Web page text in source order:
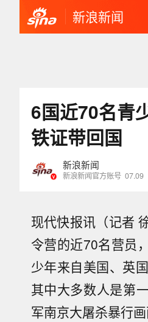
新浪新闻
6国近70名青
铁证带回国
新浪新闻
新浪新闻官方账号 07.09
现代快报讯（记者
令营的近70名营员
少年来自美国、英
其中大多数人是第
军南京大屠杀暴行